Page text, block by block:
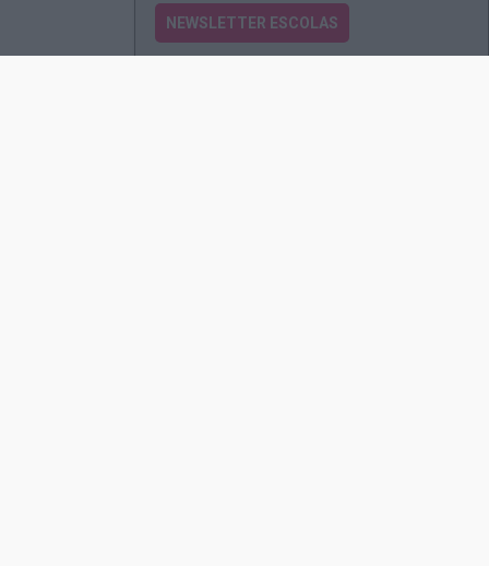
NEWSLETTER ESCOLAS